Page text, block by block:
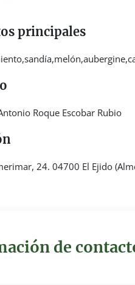
principales
Roque Escobar Rubio
24. 04700 El Ejido
de